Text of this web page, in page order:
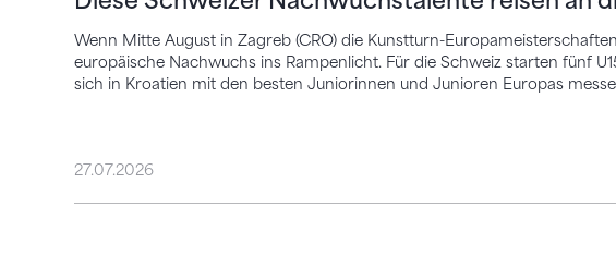
Wenn Mitte August in Zagreb (CRO) die Kunstturn-
europäische Nachwuchs ins Rampenlicht. Für die Schweiz starten fünf
sich in Kroatien mit den besten Juniorinnen und Junioren Europas
27.07.2026